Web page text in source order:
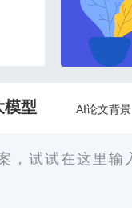
项目管理
模型 AI论文背景